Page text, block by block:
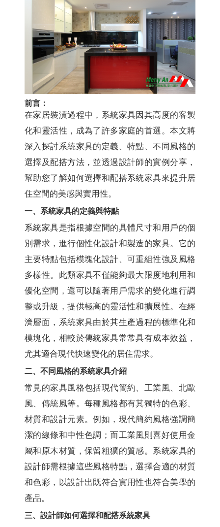
前言：
在家居裝潢過程中，系統家具因其高度的客製
化和靈活性，成為了許多家庭的首選。本文將
深入探討系統家具的定義、特點、不同風格的
選擇及配搭方法，並透過設計師的實例分享，
幫助您了解如何選擇和配搭系統家具來提升居
住空間的美感與實用性。
一、系統家具的定義與特點
系統家具是指根據空間的具體尺寸和用戶的個
別需求，進行個性化設計和製造的家具。它的
主要特點包括模塊化設計、可重組性強及風格
多樣性。此類家具不僅能夠最大限度地利用和
優化空間，還可以隨著用戶需求的變化進行調
整或升級，提供極高的靈活性和擴展性。在經
濟層面，系統家具由於其生產過程的標準化和
模塊化，相較於傳統家具常常具有成本效益，
尤其適合現代快速變化的居住需求。
二、不同風格的系統家具介紹
常見的家具風格包括現代簡約、工業風、北歐
風、傳統風等。每種風格都有其獨特的色彩、
材質和設計元素。例如，現代簡約風格強調簡
潔的線條和中性色調；而工業風則喜好使用金
屬和原木材質，保留粗獷的質感。系統家具的
設計師需根據這些風格特點，選擇合適的材質
和色彩，以設計出既符合實用性也符合美學的
產品。
三、設計師如何選擇和配搭系統家具